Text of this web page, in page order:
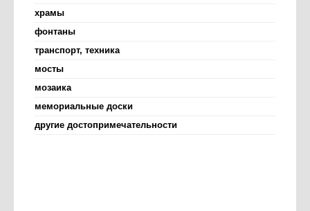
храмы
фонтаны
транспорт, техника
мосты
мозаика
мемориальные доски
другие достопримечательности